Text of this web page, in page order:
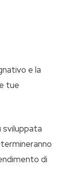
e la
tue
sviluppata
di